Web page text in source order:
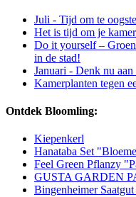
Juli - Tijd om te
Het is tijd om je
Do it yourself –
in de stad!
Januari - Denk nu
Kamerplanten tegen
Ontdek Bloomling:
Kiepenkerl
Hanataba Set
Feel Green Pflanzy
GUSTA GARDEN
Bingenheimer